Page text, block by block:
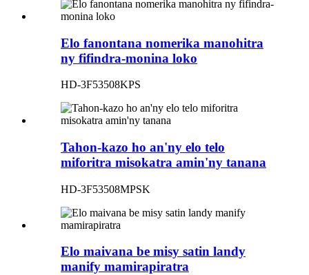
Elo fanontana nomerika manohitra
ny fifindra-monina loko
HD-3F53508KPS
Tahon-kazo ho an'ny elo telo
miforitra misokatra amin'ny tanana
HD-3F53508MPSK
Elo maivana be misy satin landy
manify mamirapiratra